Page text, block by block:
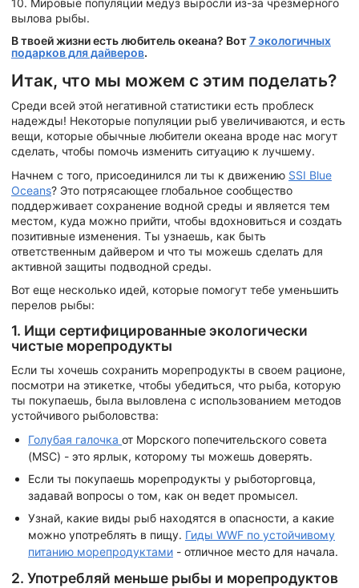
10. Мировые популяции медуз выросли из-за чрезмерного
вылова рыбы.
В твоей жизни есть любитель океана? Вот7 экологичных
подарков для дайверов.
Итак, что мы можем с этим поделать?
Среди всей этой негативной статистики есть проблеск
надежды! Некоторые популяции рыб увеличиваются, и есть
вещи, которые обычные любители океана вроде нас могут
сделать, чтобы помочь изменить ситуацию к лучшему.
Начнем с того, присоединился ли ты к движению SSI Blue
Oceans? Это потрясающее глобальное сообщество
поддерживает сохранение водной среды и является тем
местом, куда можно прийти, чтобы вдохновиться и создать
позитивные изменения. Ты узнаешь, как быть
ответственным дайвером и что ты можешь сделать для
активной защиты подводной среды.
Вот еще несколько идей, которые помогут тебе уменьшить
перелов рыбы:
1. Ищи сертифицированные экологически
чистые морепродукты
Если ты хочешь сохранить морепродукты в своем рационе,
посмотри на этикетке, чтобы убедиться, что рыба, которую
ты покупаешь, была выловлена с использованием методов
устойчивого рыболовства:
Голубая галочка от Морского попечительского совета
(MSC) - это ярлык, которому ты можешь доверять.
Если ты покупаешь морепродукты у рыботорговца,
задавай вопросы о том, как он ведет промысел.
Узнай, какие виды рыб находятся в опасности, а какие
можно употреблять в пищу. Гиды WWF по устойчивому
питанию морепродуктами - отличное место для начала.
2. Употребляй меньше рыбы и морепродуктов